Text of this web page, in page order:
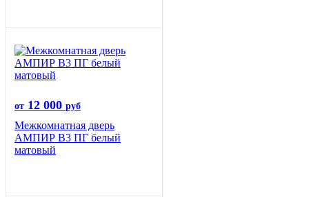
от 12 000 руб
Межкомнатная дверь
АМПИР В3 ПГ белый
матовый